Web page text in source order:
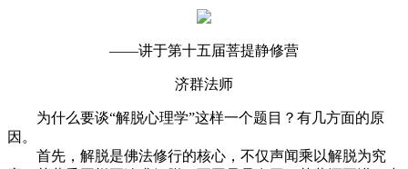
——讲于第十五届菩提静修营
济群法师
为什么要谈“解脱心理学”这样一个题目？有几方面的原
因。
首先，解脱是佛法修行的核心，不仅声闻乘以解脱为究